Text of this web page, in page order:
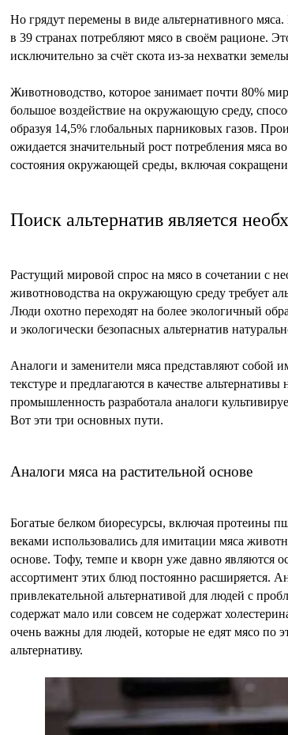
Но грядут перемены в виде альтернативного
в 39 странах потребляют мясо в своём рационе.
исключительно за счёт скота из-за нехватки
Животноводство, которое занимает почти 80%
большое воздействие на окружающую среду,
образуя 14,5% глобальных парниковых газов.
ожидается значительный рост потребления мяса
состояния окружающей среды, включая
Поиск альтернатив является
Растущий мировой спрос на мясо в сочетании с
животноводства на окружающую среду требует
Люди охотно переходят на более экологичный
и экологически безопасных альтернатив
Аналоги и заменители мяса представляют собой
текстуре и предлагаются в качестве
промышленность разработала аналоги
Вот эти три основных пути.
Аналоги мяса на растительной основе
Богатые белком биоресурсы, включая протеины
веками использовались для имитации мяса
основе. Тофу, темпе и кворн уже давно являются
ассортимент этих блюд постоянно расширяется.
привлекательной альтернативой для людей с
содержат мало или совсем не содержат
очень важны для людей, которые не едят мясо по
альтернативу.